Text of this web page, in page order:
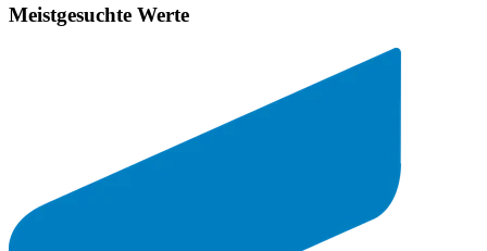
Meistgesuchte Werte